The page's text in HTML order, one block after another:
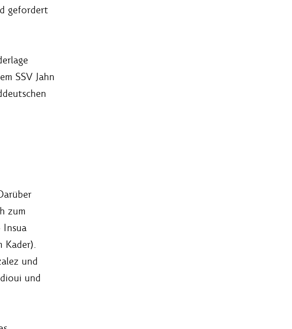
gefordert
SSV Jahn
zum
Insua
Kader).
und
und